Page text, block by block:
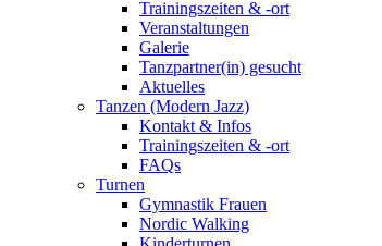
Trainingszeiten & -ort
Veranstaltungen
Galerie
Tanzpartner(in) gesucht
Aktuelles
Tanzen (Modern Jazz)
Kontakt & Infos
Trainingszeiten & -ort
FAQs
Turnen
Gymnastik Frauen
Nordic Walking